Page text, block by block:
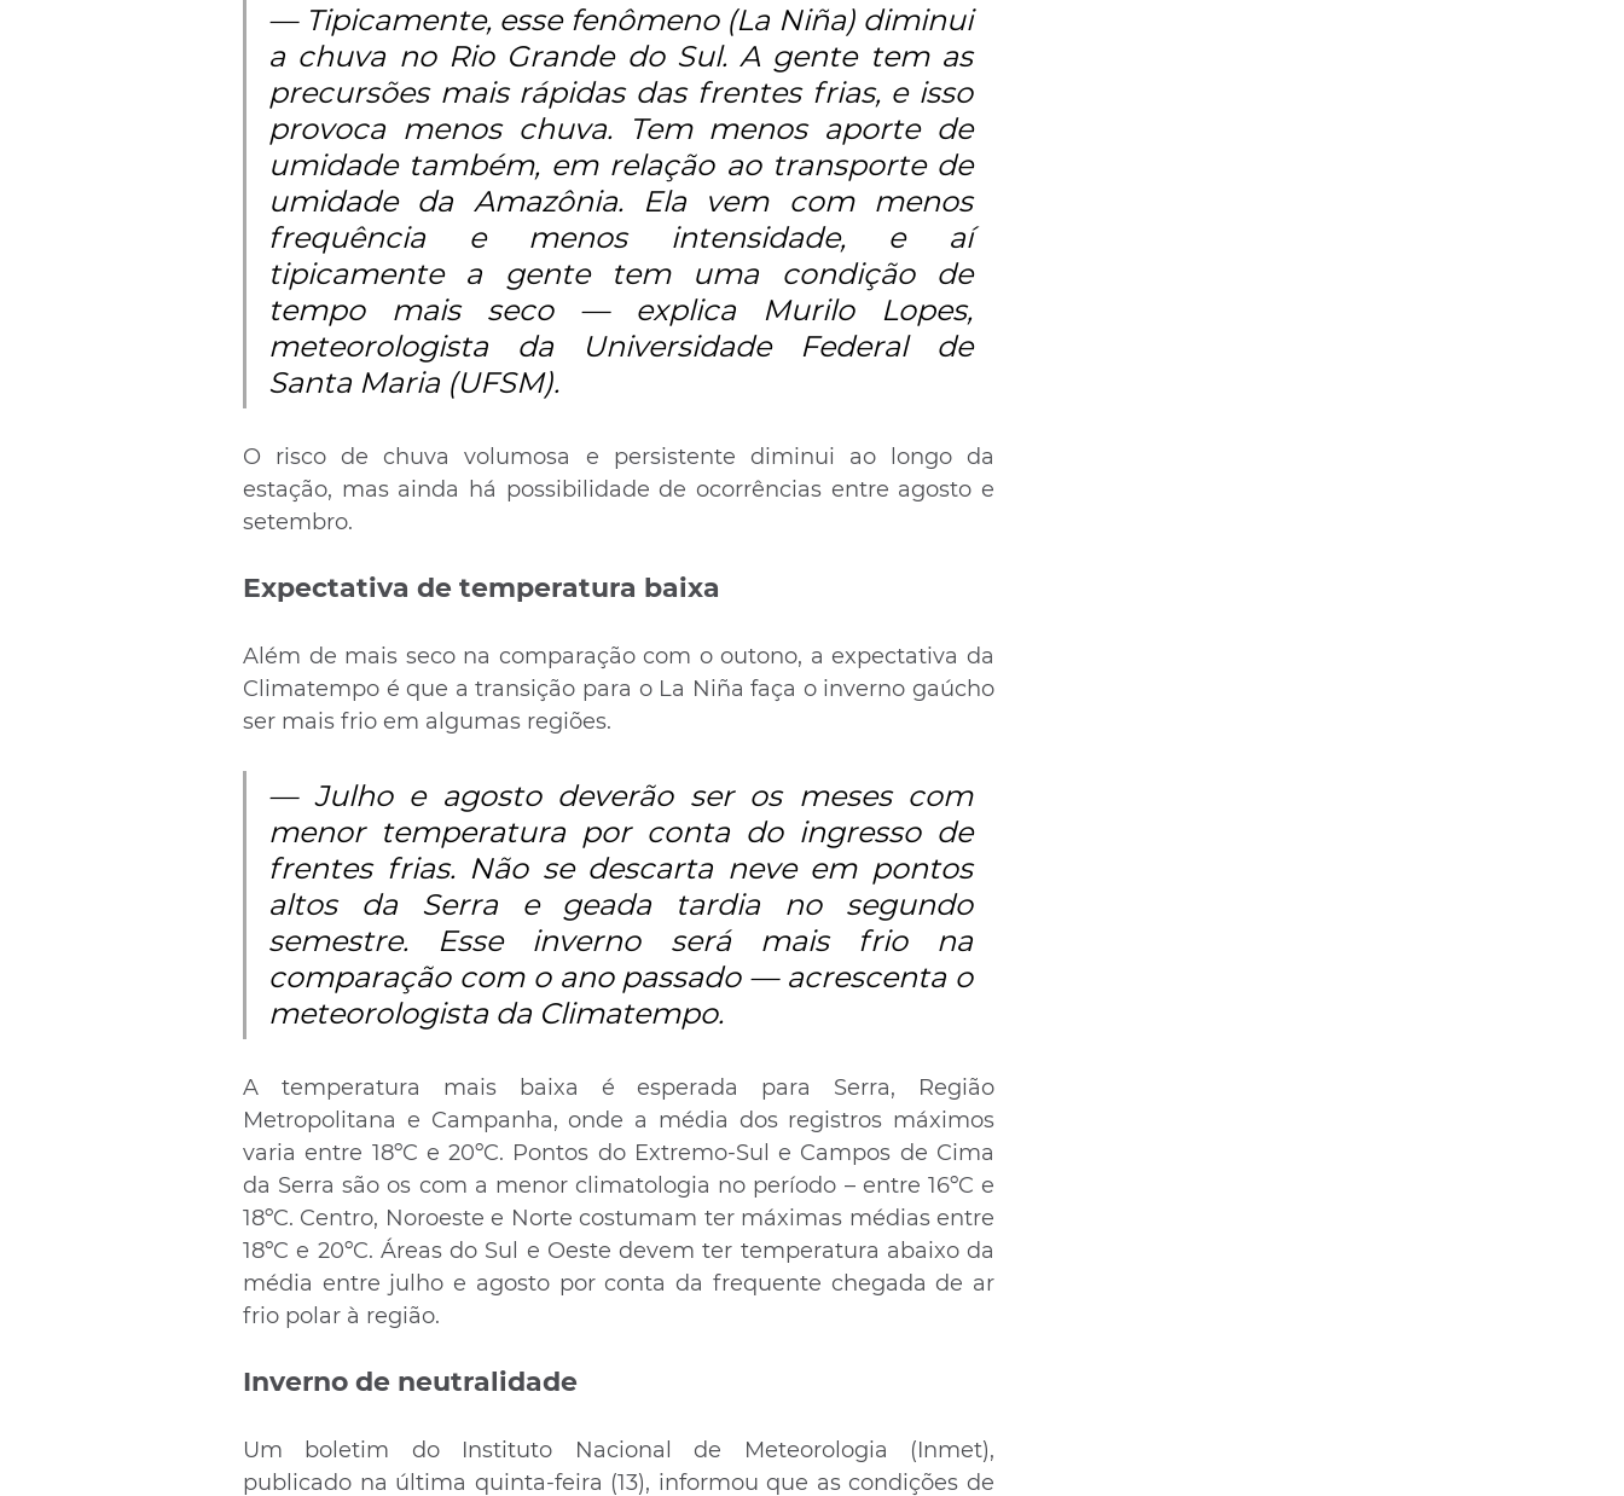
— Tipicamente, esse fenômeno (La Niña) diminui
a chuva no Rio Grande do Sul. A gente tem as
precursões mais rápidas das frentes frias, e isso
provoca menos chuva. Tem menos aporte de
umidade também, em relação ao transporte de
umidade da Amazônia. Ela vem com menos
frequência e menos intensidade, e aí
tipicamente a gente tem uma condição de
tempo mais seco — explica Murilo Lopes,
meteorologista da Universidade Federal de
Santa Maria (UFSM).
O risco de chuva volumosa e persistente diminui ao longo da
estação, mas ainda há possibilidade de ocorrências entre agosto e
setembro.
Expectativa de temperatura baixa
Além de mais seco na comparação com o outono, a expectativa da
Climatempo é que a transição para o La Niña faça o inverno gaúcho
ser mais frio em algumas regiões.
— Julho e agosto deverão ser os meses com
menor temperatura por conta do ingresso de
frentes frias. Não se descarta neve em pontos
altos da Serra e geada tardia no segundo
semestre. Esse inverno será mais frio na
comparação com o ano passado — acrescenta o
meteorologista da Climatempo.
A temperatura mais baixa é esperada para Serra, Região
Metropolitana e Campanha, onde a média dos registros máximos
varia entre 18ºC e 20ºC. Pontos do Extremo-Sul e Campos de Cima
da Serra são os com a menor climatologia no período – entre 16ºC e
18ºC. Centro, Noroeste e Norte costumam ter máximas médias entre
18ºC e 20ºC. Áreas do Sul e Oeste devem ter temperatura abaixo da
média entre julho e agosto por conta da frequente chegada de ar
frio polar à região.
Inverno de neutralidade
Um boletim do Instituto Nacional de Meteorologia (Inmet),
publicado na última quinta-feira (13), informou que as condições de